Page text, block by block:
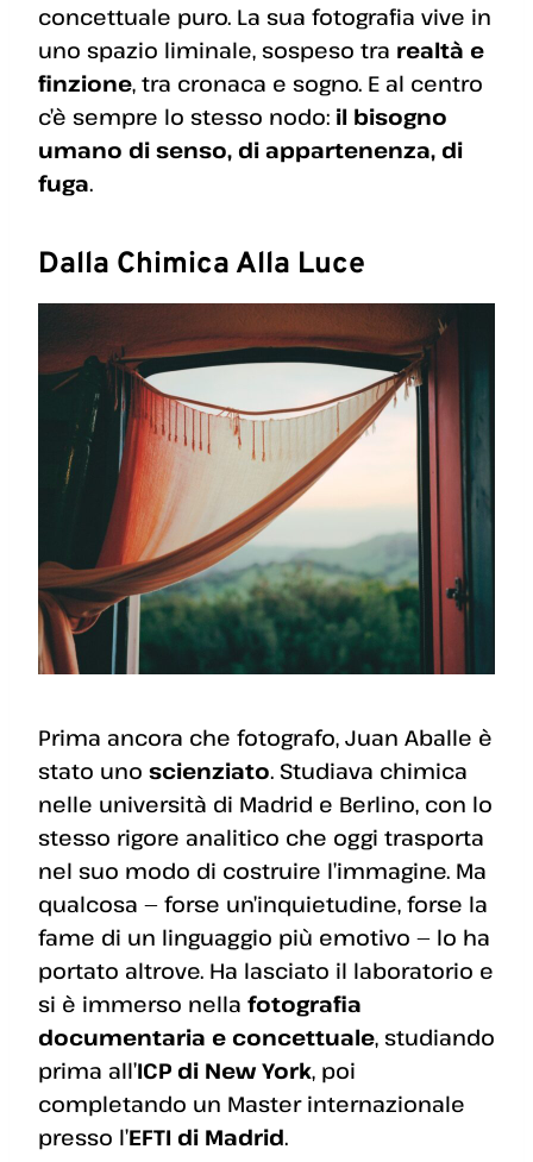
concettuale puro. La sua fotografia vive in
uno spazio liminale, sospeso tra realtà e
finzione, tra cronaca e sogno. E al centro
c’è sempre lo stesso nodo: il bisogno
umano di senso, di appartenenza, di
fuga.
Dalla Chimica Alla Luce
Prima ancora che fotografo, Juan Aballe è
stato uno scienziato. Studiava chimica
nelle università di Madrid e Berlino, con lo
stesso rigore analitico che oggi trasporta
nel suo modo di costruire l’immagine. Ma
qualcosa — forse un’inquietudine, forse la
fame di un linguaggio più emotivo — lo ha
portato altrove. Ha lasciato il laboratorio e
si è immerso nella fotografia
documentaria e concettuale, studiando
prima all’ICP di New York, poi
completando un Master internazionale
presso l’EFTI di Madrid.